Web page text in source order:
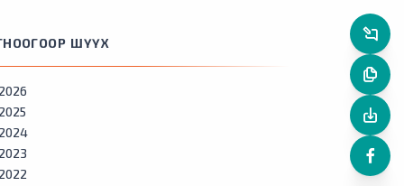
ШҮҮХ